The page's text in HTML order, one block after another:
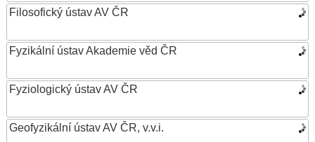
Filosofický ústav AV ČR
Fyzikální ústav Akademie věd ČR
Fyziologický ústav AV ČR
Geofyzikální ústav AV ČR, v.v.i.